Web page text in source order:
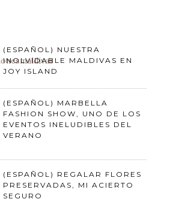
(ESPAÑOL) NUESTRA
INOLVIDABLE MALDIVAS EN
JOY ISLAND
(ESPAÑOL) MARBELLA
FASHION SHOW, UNO DE LOS
EVENTOS INELUDIBLES DEL
VERANO
(ESPAÑOL) REGALAR FLORES
PRESERVADAS, MI ACIERTO
SEGURO